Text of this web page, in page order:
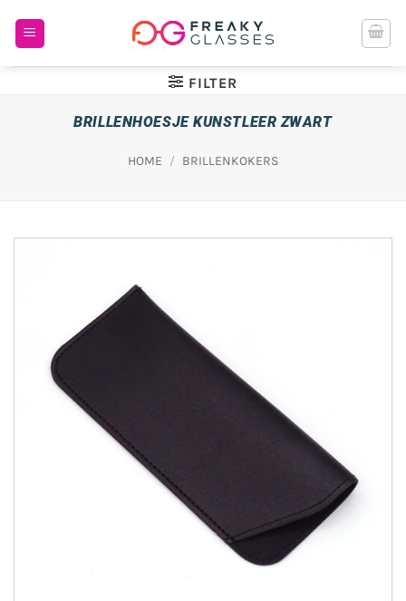
naar
FILTER
BRILLENHOESJE KUNSTLEER ZWART
HOME / BRILLENKOKERS